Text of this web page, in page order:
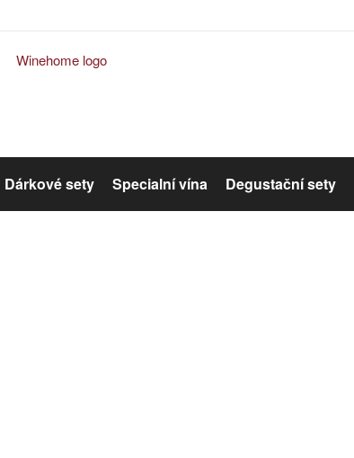
Dárkové sety Specialní vína Degustační sety